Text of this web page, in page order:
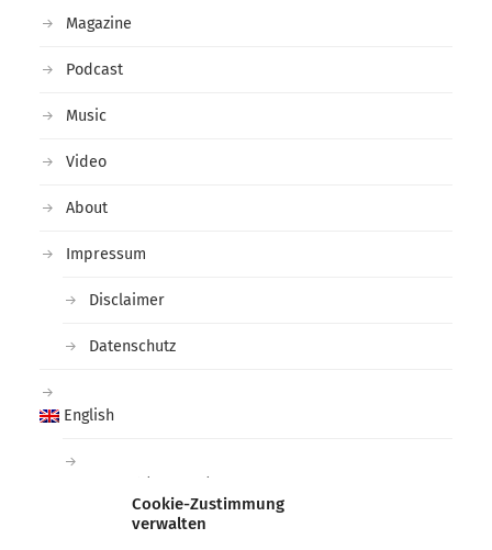
Cookie-Zustimmung
verwalten
Magazine
Podcast
Music
Video
About
Impressum
Disclaimer
Datenschutz
English